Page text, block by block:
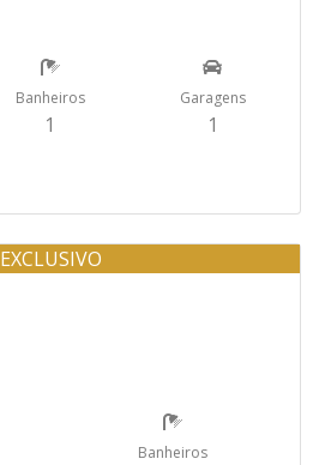
Banheiros
1
Garagens
1
Aluguel
EXCLUSIVO
Banheiros